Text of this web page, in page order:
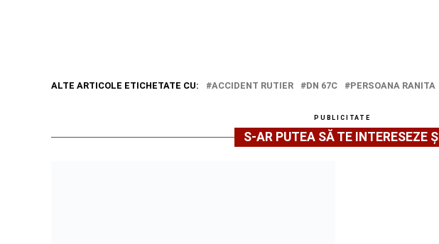
ALTE ARTICOLE ETICHETATE CU: ACCIDENT RUTIER DN 67C PERSOANA RANITA
PUBLICITATE
S-AR PUTEA SĂ TE INTERESEZE ȘI